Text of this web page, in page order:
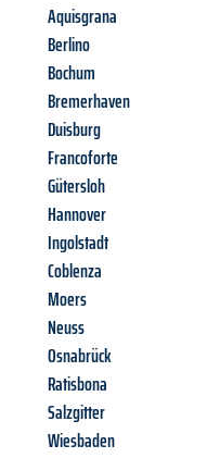
Aquisgrana
Berlino
Bochum
Bremerhaven
Duisburg
Francoforte
Gütersloh
Hannover
Ingolstadt
Coblenza
Moers
Neuss
Osnabrück
Ratisbona
Salzgitter
Wiesbaden